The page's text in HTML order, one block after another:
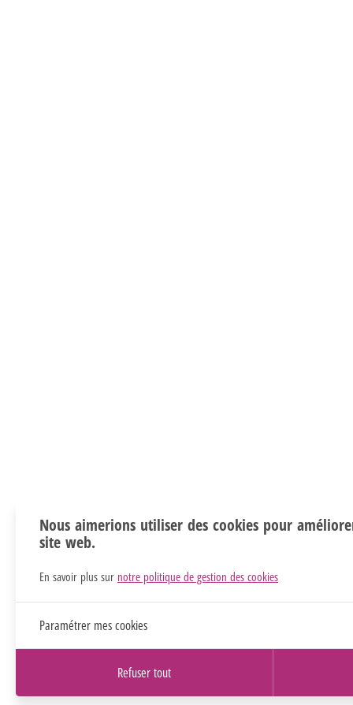
Nous aimerions utiliser des cookies pour
site web.
En savoir plus sur notre politique de gestion des cookies
Paramétrer mes cookies
Refuser tout